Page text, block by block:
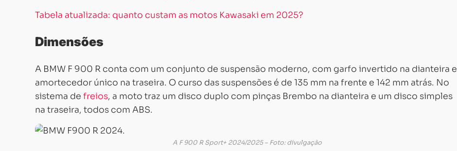
Tabela atualizada: quanto custam as motos Kawasaki em 2025?
Dimensões
A BMW F 900 R conta com um conjunto de suspensão moderno, com garfo invertido na dianteira e
amortecedor único na traseira. O curso das suspensões é de 135 mm na frente e 142 mm atrás. No
sistema de freios, a moto traz um disco duplo com pinças Brembo na dianteira e um disco simples
na traseira, todos com ABS.
A F 900 R Sport+ 2024/2025 – Foto: divulgação